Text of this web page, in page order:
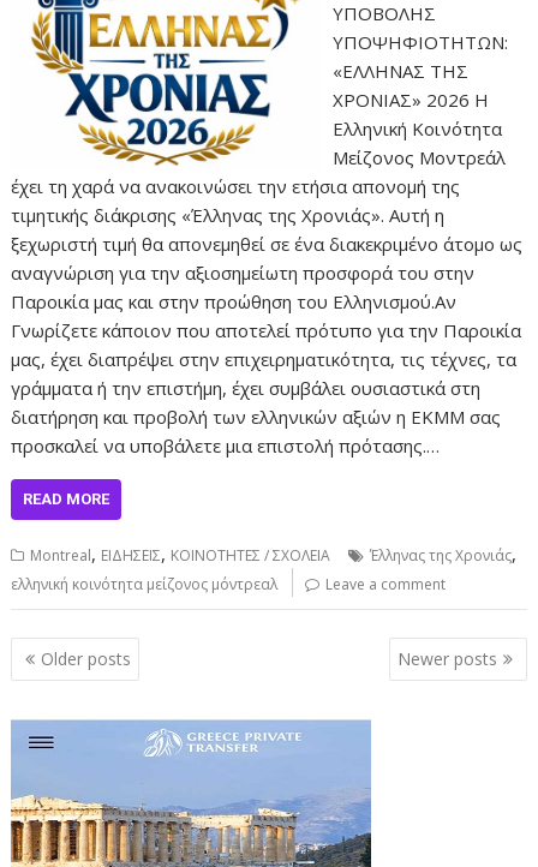
ΥΠΟΒΟΛΗΣ
ΥΠΟΨΗΦΙΟΤΗΤΩΝ:
«ΕΛΛΗΝΑΣ ΤΗΣ
ΧΡΟΝΙΑΣ» 2026 Η
Ελληνική Κοινότητα
Μείζονος Μοντρεάλ
έχει τη χαρά να ανακοινώσει την ετήσια απονομή της
τιμητικής διάκρισης «Έλληνας της Χρονιάς». Αυτή η
ξεχωριστή τιμή θα απονεμηθεί σε ένα διακεκριμένο άτομο ως
αναγνώριση για την αξιοσημείωτη προσφορά του στην
Παροικία μας και στην προώθηση του Ελληνισμού.Αν
Γνωρίζετε κάποιον που αποτελεί πρότυπο για την Παροικία
μας, έχει διαπρέψει στην επιχειρηματικότητα, τις τέχνες, τα
γράμματα ή την επιστήμη, έχει συμβάλει ουσιαστικά στη
διατήρηση και προβολή των ελληνικών αξιών η ΕΚΜΜ σας
προσκαλεί να υποβάλετε μια επιστολή πρότασης.…
READ MORE
Montreal, ΕΙΔΗΣΕΙΣ, ΚΟΙΝΟΤΗΤΕΣ / ΣΧΟΛΕΙΑ Έλληνας της Χρονιάς,
ελληνική κοινότητα μείζονος μόντρεαλ Leave a comment
Posts
navigation
Older posts Newer posts